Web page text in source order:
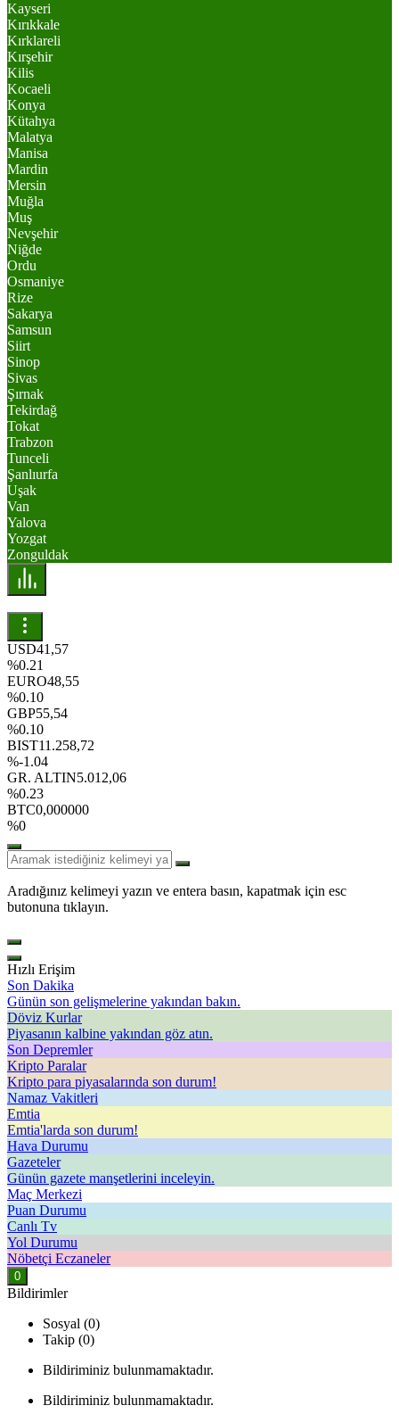
Kayseri
Kırıkkale
Kırklareli
Kırşehir
Kilis
Kocaeli
Konya
Kütahya
Malatya
Manisa
Mardin
Mersin
Muğla
Muş
Nevşehir
Niğde
Ordu
Osmaniye
Rize
Sakarya
Samsun
Siirt
Sinop
Sivas
Şırnak
Tekirdağ
Tokat
Trabzon
Tunceli
Şanlıurfa
Uşak
Van
Yalova
Yozgat
Zonguldak
USD41,57
%0.21
EURO48,55
%0.10
GBP55,54
%0.10
BIST11.258,72
%-1.04
GR. ALTIN5.012,06
%0.23
BTC0,000000
%0
Aradığınız kelimeyi yazın ve entera basın, kapatmak için esc
butonuna tıklayın.
Hızlı Erişim
Son Dakika
Günün son gelişmelerine yakından bakın.
Döviz Kurlar
Piyasanın kalbine yakından göz atın.
Son Depremler
Kripto Paralar
Kripto para piyasalarında son durum!
Namaz Vakitleri
Emtia
Emtia'larda son durum!
Hava Durumu
Gazeteler
Günün gazete manşetlerini inceleyin.
Maç Merkezi
Puan Durumu
Canlı Tv
Yol Durumu
Nöbetçi Eczaneler
0
Bildirimler
Sosyal (0)
Takip (0)
Bildiriminiz bulunmamaktadır.
Bildiriminiz bulunmamaktadır.